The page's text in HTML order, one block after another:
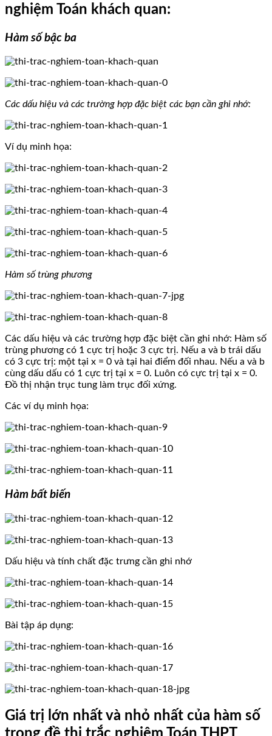
nghiệm Toán khách quan:
Hàm số bậc ba
Các dấu hiệu và các trường hợp đặc biệt các bạn cần ghi nhớ:
Ví dụ minh họa:
Hàm số trùng phương
Các dấu hiệu và các trường hợp đặc biệt cần ghi nhớ: Hàm số
trùng phương có 1 cực trị hoặc 3 cực trị. Nếu a và b trái dấu
có 3 cực trị: một tại x = 0 và tại hai điểm đối nhau. Nếu a và b
cùng dấu dấu có 1 cực trị tại x = 0. Luôn có cực trị tại x = 0.
Đồ thị nhận trục tung làm trục đối xứng.
Các ví dụ minh họa:
Hàm bất biến
Dấu hiệu và tính chất đặc trưng cần ghi nhớ
Bài tập áp dụng:
Giá trị lớn nhất và nhỏ nhất của hàm số